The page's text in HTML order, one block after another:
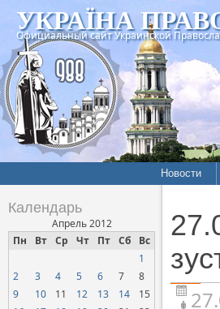
УКРАЇНА
Официальный сайт Украинской
Новости
Календарь
Апрель 2012
Пн
Вт Ср Чт Пт Сб Вс
1
2
3 4 5 6 7
8
9
10 11 12 13 14
15